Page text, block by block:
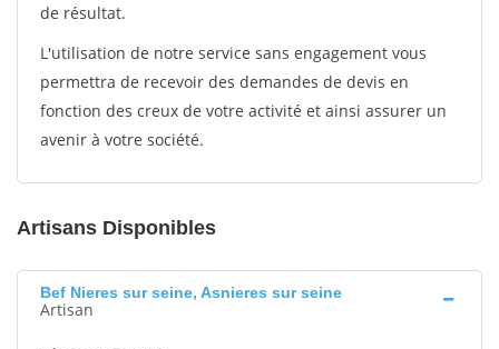
de résultat.
L'utilisation de notre service sans engagement vous
permettra de recevoir des demandes de devis en
fonction des creux de votre activité et ainsi assurer un
avenir à votre société.
Artisans Disponibles
Bef Nieres sur seine, Asnieres sur seine
Artisan